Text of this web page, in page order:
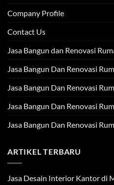
Company Profile
Contact Us
Jasa Bangun dan Renovasi
Jasa Bangun Dan Renovasi
Jasa Bangun Dan Renovasi
Jasa Bangun Dan Renovasi
Jasa Bangun Dan Renovasi
ARTIKEL TERBARU
Jasa Desain Interior Kantor di